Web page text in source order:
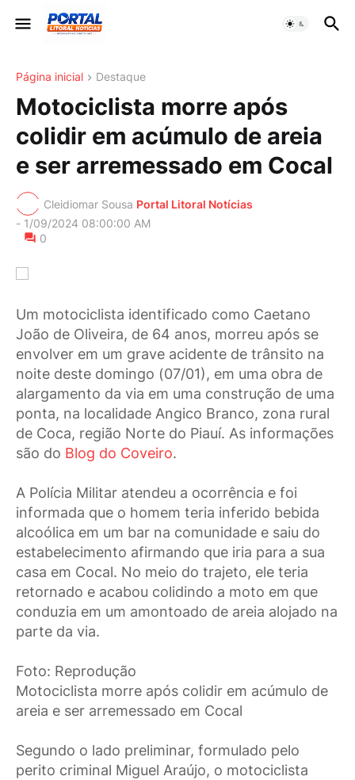
Página inicial Destaque
Motociclista morre após
colidir em acúmulo de areia
e ser arremessado em Cocal
Cleidiomar Sousa Portal Litoral Notícias
- 1/09/2024 08:00:00 AM
0
Um motociclista identificado como Caetano
João de Oliveira, de 64 anos, morreu após se
envolver em um grave acidente de trânsito na
noite deste domingo (07/01), em uma obra de
alargamento da via em uma construção de uma
ponta, na localidade Angico Branco, zona rural
de Coca, região Norte do Piauí. As informações
são do Blog do Coveiro.
A Polícia Militar atendeu a ocorrência e foi
informada que o homem teria inferido bebida
alcoólica em um bar na comunidade e saiu do
estabelecimento afirmando que iria para a sua
casa em Cocal. No meio do trajeto, ele teria
retornado e acabou colidindo a moto em que
conduzia em um amontoado de areia alojado na
parte da via.
Foto: Reprodução
Motociclista morre após colidir em acúmulo de
areia e ser arremessado em Cocal
Segundo o lado preliminar, formulado pelo
perito criminal Miguel Araújo, o motociclista